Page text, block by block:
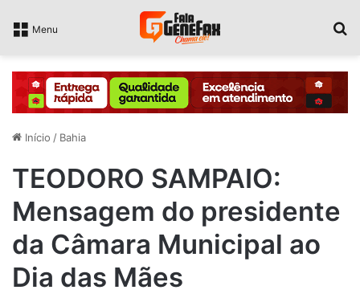
Menu
Início / Bahia
TEODORO SAMPAIO:
Mensagem do presidente
da Câmara Municipal ao
Dia das Mães